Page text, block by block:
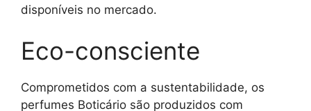
disponíveis no mercado.
Eco-consciente
Comprometidos com a sustentabilidade, os
perfumes Boticário são produzidos com